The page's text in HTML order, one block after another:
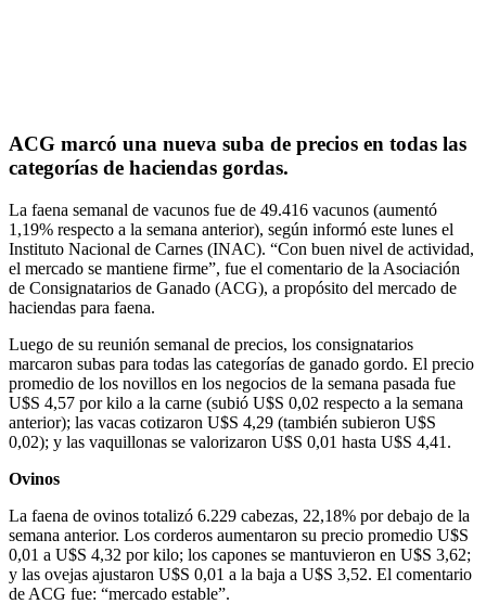
ACG marcó una nueva suba de precios en todas las
categorías de haciendas gordas.
La faena semanal de vacunos fue de 49.416 vacunos (aumentó
1,19% respecto a la semana anterior), según informó este lunes el
Instituto Nacional de Carnes (INAC). “Con buen nivel de actividad,
el mercado se mantiene firme”, fue el comentario de la Asociación
de Consignatarios de Ganado (ACG), a propósito del mercado de
haciendas para faena.
Luego de su reunión semanal de precios, los consignatarios
marcaron subas para todas las categorías de ganado gordo. El precio
promedio de los novillos en los negocios de la semana pasada fue
U$S 4,57 por kilo a la carne (subió U$S 0,02 respecto a la semana
anterior); las vacas cotizaron U$S 4,29 (también subieron U$S
0,02); y las vaquillonas se valorizaron U$S 0,01 hasta U$S 4,41.
Ovinos
La faena de ovinos totalizó 6.229 cabezas, 22,18% por debajo de la
semana anterior. Los corderos aumentaron su precio promedio U$S
0,01 a U$S 4,32 por kilo; los capones se mantuvieron en U$S 3,62;
y las ovejas ajustaron U$S 0,01 a la baja a U$S 3,52. El comentario
de ACG fue: “mercado estable”.